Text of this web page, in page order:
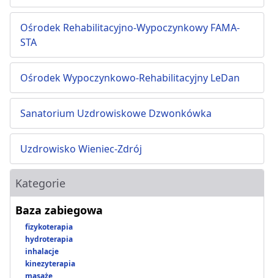
Ośrodek Rehabilitacyjno-Wypoczynkowy FAMA-
STA
Ośrodek Wypoczynkowo-Rehabilitacyjny LeDan
Sanatorium Uzdrowiskowe Dzwonkówka
Uzdrowisko Wieniec-Zdrój
Kategorie
Baza zabiegowa
fizykoterapia
hydroterapia
inhalacje
kinezyterapia